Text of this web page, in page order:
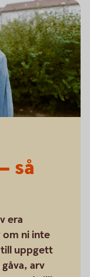
så
era
ni inte
uppgett
arv